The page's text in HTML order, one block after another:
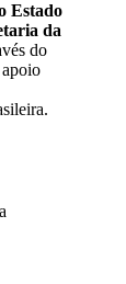
Estado
da
do